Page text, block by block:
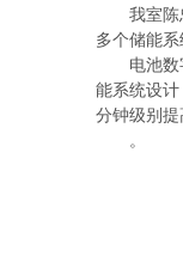
我室
多个储能
电池
能系统设
分钟级别
。